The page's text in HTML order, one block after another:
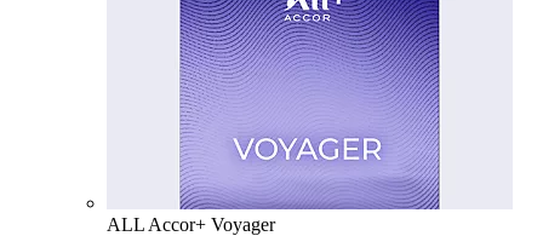
ALL Accor+ Voyager